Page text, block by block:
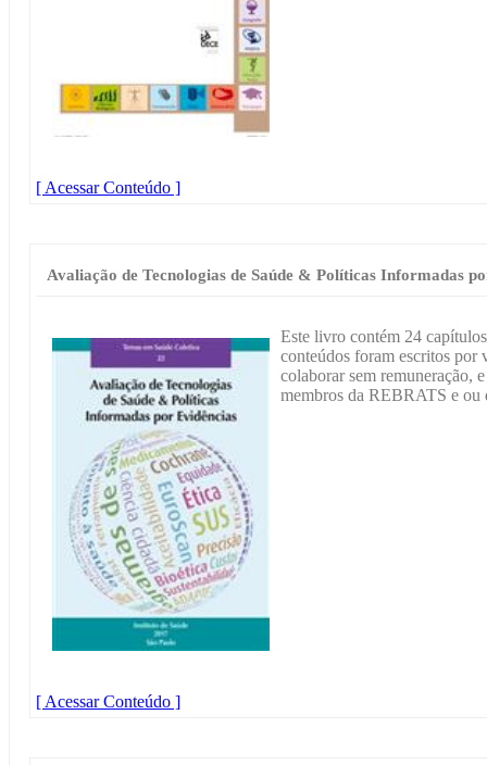
[ Acessar Conteúdo ]
Avaliação de Tecnologias de Saúde & Políticas Informadas
Este livro contém 24
conteúdos foram escritos por
colaborar sem remuneração,
membros da REBRATS e
[ Acessar Conteúdo ]